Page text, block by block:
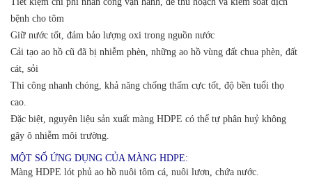
bệnh cho tôm
Giữ nước tốt, đảm bảo lượng oxi trong nguồn nước
Cải tạo ao hồ cũ đã bị nhiễm phèn, những ao hồ vùng đất chua phèn, đất
cát, sỏi
Thi công nhanh chóng, khả năng chống thấm cực tốt, độ bền tuổi thọ
cao.
Đặc biệt, nguyên liệu sản xuất màng HDPE có thể tự phân huỷ không
gây ô nhiễm môi trường.
MỘT SỐ ỨNG DỤNG CỦA MÀNG HDPE:
Màng HDPE lót phủ ao hồ nuôi tôm cá, nuôi lươn, chứa nước.